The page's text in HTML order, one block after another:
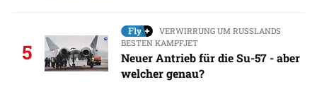
5
VERWIRRUNG UM RUSSLANDS
BESTEN KAMPFJET
Neuer Antrieb für die Su-57 - aber
welcher genau?